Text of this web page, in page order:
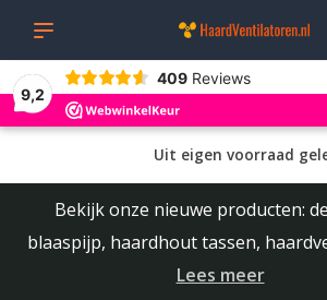
9,2
409 Reviews
Uit eigen voorraad
Bekijk onze nieuwe producten:
blaaspijp, haardhout tassen,
Lees meer